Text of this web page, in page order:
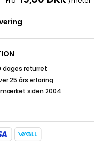
dages returret
25 års erfaring
siden 2004